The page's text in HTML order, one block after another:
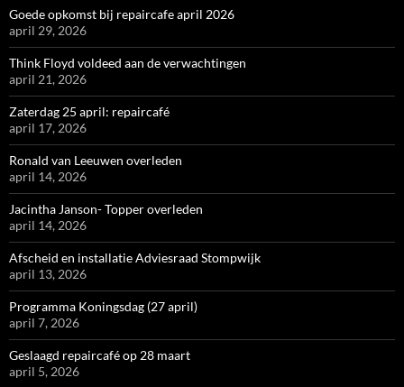
Goede opkomst bij repaircafe april 2026
april 29, 2026
Think Floyd voldeed aan de verwachtingen
april 21, 2026
Zaterdag 25 april: repaircafé
april 17, 2026
Ronald van Leeuwen overleden
april 14, 2026
Jacintha Janson- Topper overleden
april 14, 2026
Afscheid en installatie Adviesraad Stompwijk
april 13, 2026
Programma Koningsdag (27 april)
april 7, 2026
Geslaagd repaircafé op 28 maart
april 5, 2026